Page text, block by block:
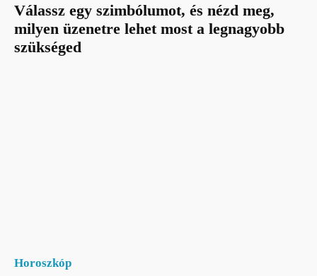
Válassz egy szimbólumot, és nézd meg,
milyen üzenetre lehet most a legnagyobb
szükséged
Horoszkóp